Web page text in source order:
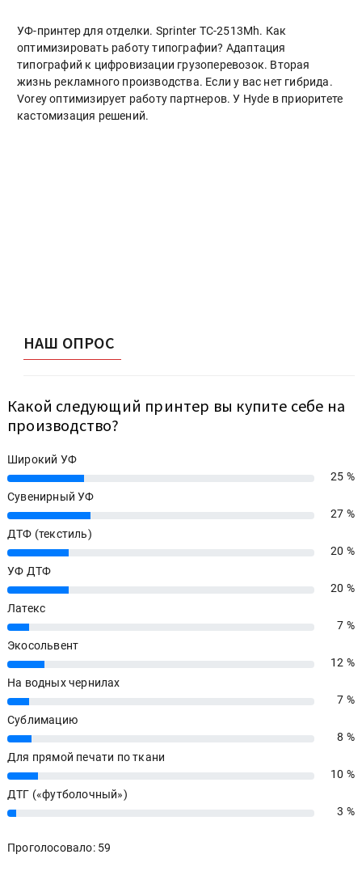
УФ-принтер для отделки. Sprinter ТС-2513Mh. Как
оптимизировать работу типографии? Адаптация
типографий к цифровизации грузоперевозок. Вторая
жизнь рекламного производства. Если у вас нет гибрида.
Vorey оптимизирует работу партнеров. У Hyde в приоритете
кастомизация решений.
НАШ ОПРОС
Какой следующий принтер вы купите себе на
производство?
Широкий УФ
25%
25 %
Сувенирный УФ
27%
27 %
ДТФ (текстиль)
20%
20 %
УФ ДТФ
20%
20 %
Латекс
7%
7 %
Экосольвент
12%
12 %
На водных чернилах
7%
7 %
Сублимацию
8%
8 %
Для прямой печати по ткани
10%
10 %
ДТГ («футболочный»)
3% 3 %
Проголосовало: 59